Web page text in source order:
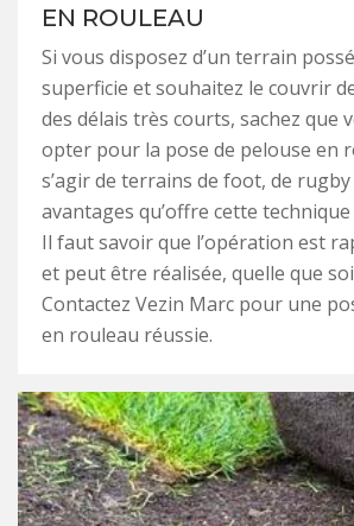
EN ROULEAU
Si vous disposez d’un terrain
superficie et souhaitez le couvrir
des délais très courts, sachez que
opter pour la pose de pelouse en
s’agir de terrains de foot, de
avantages qu’offre cette
Il faut savoir que l’opération est
et peut être réalisée, quelle que
Contactez Vezin Marc pour une
en rouleau réussie.